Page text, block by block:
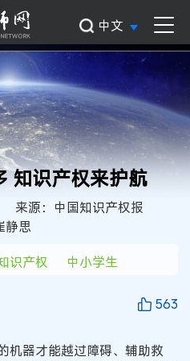
中文
知识产权来护航
来源：中国知识产权报
静思
识产权 中小学生
563
机器才能越过障碍、辅助救